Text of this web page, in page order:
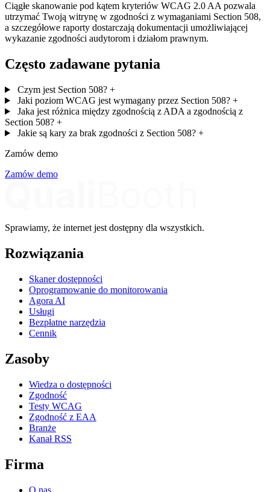
Ciągłe skanowanie pod kątem kryteriów WCAG 2.0 AA pozwala
utrzymać Twoją witrynę w zgodności z wymaganiami Section 508,
a szczegółowe raporty dostarczają dokumentacji umożliwiającej
wykazanie zgodności audytorom i działom prawnym.
Często zadawane pytania
Czym jest Section 508? +
Jaki poziom WCAG jest wymagany przez Section 508? +
Jaka jest różnica między zgodnością z ADA a zgodnością z
Section 508? +
Jakie są kary za brak zgodności z Section 508? +
Zamów demo
Zamów demo
Sprawiamy, że internet jest dostępny dla wszystkich.
Rozwiązania
Skaner dostępności
Oprogramowanie do monitorowania
Agora AI
Usługi
Bezpłatne narzędzia
Cennik
Zasoby
Wiedza o dostępności
Zgodność
Testy WCAG
Zgodność z EAA
Branże
Kanał RSS
Firma
O nas